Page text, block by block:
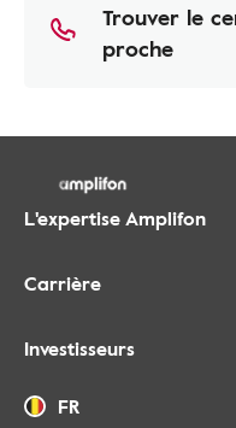
Trouver le
proche
L'expertise Amplifon
Carrière
Investisseurs
FR